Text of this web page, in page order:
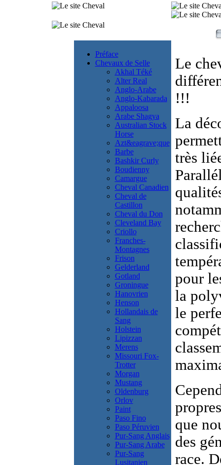
Préface
Chevaux de Selle
Akhal Téké
Alter Real
Anglo-Arabe
Anglo-Kabarada
Appaloosa
Arabe Shagya
Australian Stock
Horse
Azt&eagrave;que
Barbe
Bashkir Curly
Boudienny
Camargue
Cheval Canadien
Cheval de
Castillon
Cheval du Don
Cleveland Bay
Criollo
Franches-
Montagnes
Frison
Gelderland
Gotland
Groningue
Hanovrien
Henson
Hollandais de
Sang
Holstein
Lipizzan
Merens
Missouri Fox-
Trotter
Morgan
Mustang
Oldenburg
Orlov
Paint
Paso Fino
Paso Péruvien
Pur-Sang Anglais
Pur-Sang Arabe
Pur-Sang
Lusitanien
Le
!!!
La
très
pour
la
le
que
des
race.